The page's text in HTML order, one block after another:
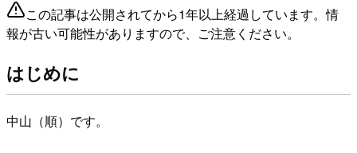
この記事は公開されてから1年以上経過しています。情
報が古い可能性がありますので、ご注意ください。
はじめに
中山（順）です。